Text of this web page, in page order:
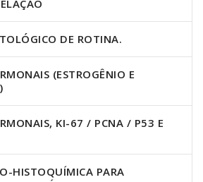
DE ROTINA.
(ESTROGÊNIO E
KI-67 / PCNA / P53 E
HISTOQUÍMICA PARA